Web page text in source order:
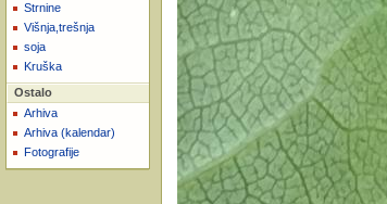
Strnine
Višnja,trešnja
soja
Kruška
Ostalo
Arhiva
Arhiva (kalendar)
Fotografije